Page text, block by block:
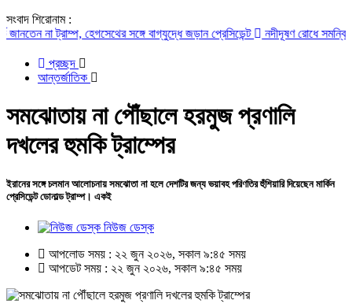
সংবাদ শিরোনাম :
না ট্রাম্প, হেগসেথের সঙ্গে বাগ্‌যুদ্ধে জড়ান প্রেসিডেন্ট নদীদূষণ রোধে সমন্বিত
প্রচ্ছদ
আন্তর্জাতিক
সমঝোতায় না পৌঁছালে হরমুজ প্রণালি
দখলের হুমকি ট্রাম্পের
ইরানের সঙ্গে চলমান আলোচনায় সমঝোতা না হলে দেশটির জন্য ভয়াবহ পরিণতির হুঁশিয়ারি দিয়েছেন মার্কিন
প্রেসিডেন্ট ডোনাল্ড ট্রাম্প। একই
নিউজ ডেস্ক
আপলোড সময় : ২২ জুন ২০২৬, সকাল ৯:৪৫ সময়
আপডেট সময় : ২২ জুন ২০২৬, সকাল ৯:৪৫ সময়